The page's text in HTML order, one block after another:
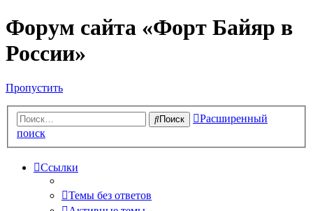
Форум сайта «Форт Байяр в
России»
Пропустить
Поиск
Расширенный
поиск
Ссылки
Темы без ответов